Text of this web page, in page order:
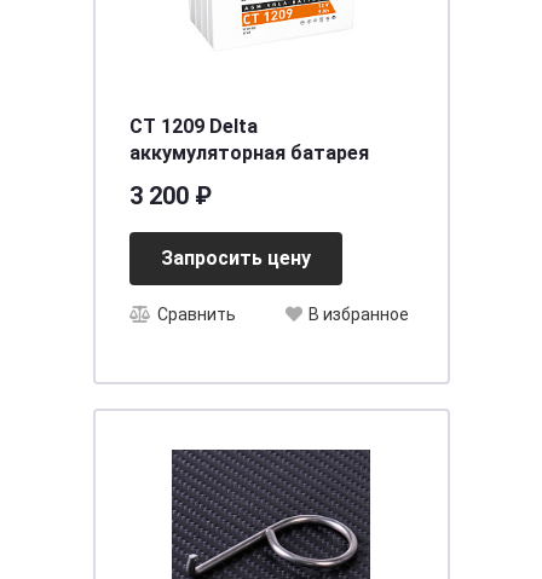
CT 1209 Delta
аккумуляторная батарея
3 200 ₽
Запросить цену
Сравнить В избранное